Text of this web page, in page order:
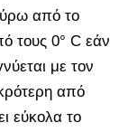
από το
τους 0° C εάν
με τον
από
εύκολα το